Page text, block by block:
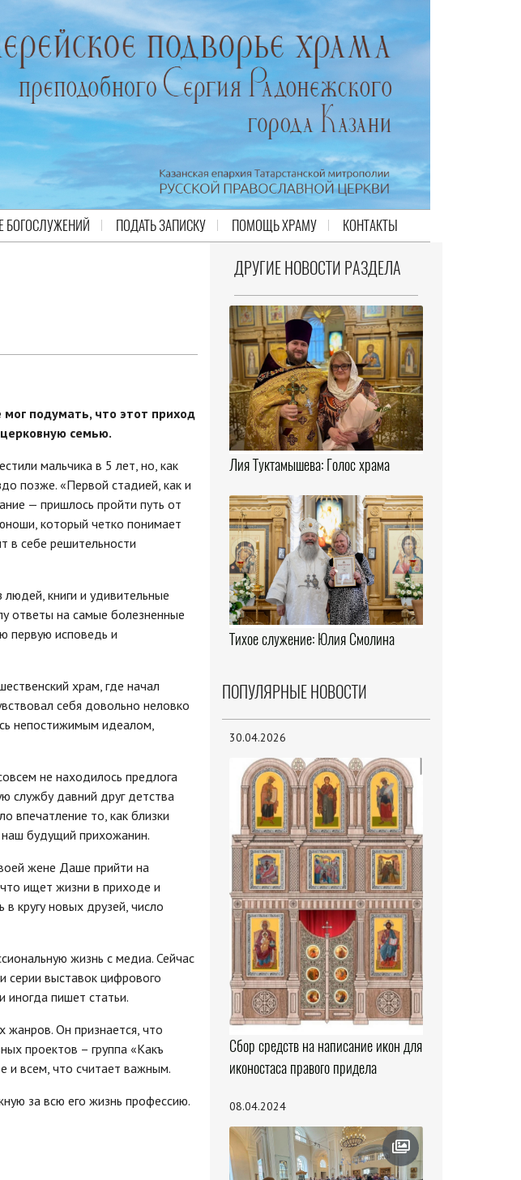
БОГОСЛУЖЕНИЙ ПОДАТЬ ЗАПИСКУ ПОМОЩЬ ХРАМУ КОНТАКТЫ
подумать, что этот приход
семью.
мальчика в 5 лет, но, как
позже. «Первой стадией, как и
— пришлось пройти путь от
который четко понимает
в себе решительности
книги и удивительные
ответы на самые болезненные
первую исповедь и
храм, где начал
себя довольно неловко
непостижимым идеалом,
не находилось предлога
службу давний друг детства
впечатление то, как близки
будущий прихожанин.
жене Даше прийти на
ищет жизни в приходе и
кругу новых друзей, число
жизнь с медиа. Сейчас
серии выставок цифрового
иногда пишет статьи.
жанров. Он признается, что
проектов – группа «Какъ
и всем, что считает важным.
за всю его жизнь профессию.
ДРУГИЕ НОВОСТИ РАЗДЕЛА
Лия Туктамышева: Голос храма
Тихое служение: Юлия Смолина
ПОПУЛЯРНЫЕ НОВОСТИ
30.04.2026
Сбор средств на написание икон для
иконостаса правого придела
08.04.2024